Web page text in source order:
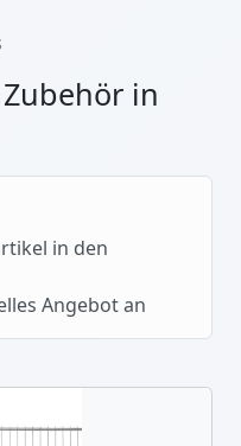
in
in den
Angebot an